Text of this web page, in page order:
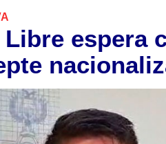
espera